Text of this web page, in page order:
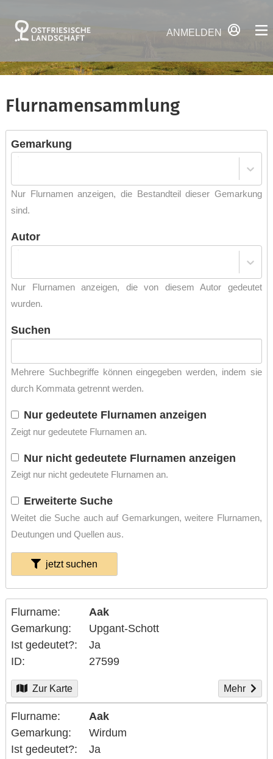
ANMELDEN
Flurnamensammlung
Gemarkung
Nur Flurnamen anzeigen, die Bestandteil dieser Gemarkung
sind.
Autor
Nur Flurnamen anzeigen, die von diesem Autor gedeutet
wurden.
Suchen
Mehrere Suchbegriffe können eingegeben werden, indem sie
durch Kommata getrennt werden.
Nur gedeutete Flurnamen anzeigen
Zeigt nur gedeutete Flurnamen an.
Nur nicht gedeutete Flurnamen anzeigen
Zeigt nur nicht gedeutete Flurnamen an.
Erweiterte Suche
Weitet die Suche auch auf Gemarkungen, weitere Flurnamen,
Deutungen und Quellen aus.
jetzt suchen
Flurname
Aak
Gemarkung
Upgant-Schott
Ist gedeutet?
Ja
ID
27599
Zur Karte Mehr
Flurname
Aak
Gemarkung
Wirdum
Ist gedeutet?
Ja